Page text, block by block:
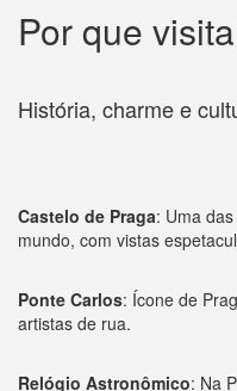
Por que
História, charme e
Castelo de Praga: Uma
mundo, com vistas
Ponte Carlos: Ícone de
artistas de rua.
Relógio Astronômico: Na